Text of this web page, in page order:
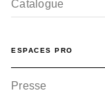
Catalogue
ESPACES PRO
Presse